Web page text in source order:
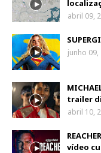
abril 09,
junho 09,
trailer
abril 10,
vídeo